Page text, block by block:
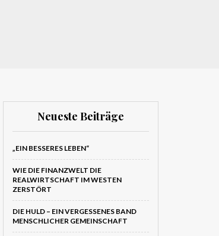
Neueste Beiträge
„EIN BESSERES LEBEN“
WIE DIE FINANZWELT DIE
REALWIRTSCHAFT IM WESTEN
ZERSTÖRT
DIE HULD – EIN VERGESSENES BAND
MENSCHLICHER GEMEINSCHAFT